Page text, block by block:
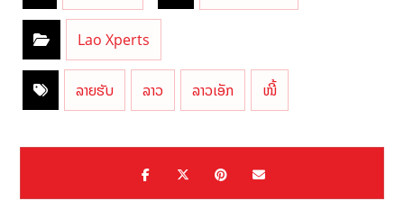
Lao Xperts
ລາຍຮັບ ລາວ ລາວເອັກ ໜີ້